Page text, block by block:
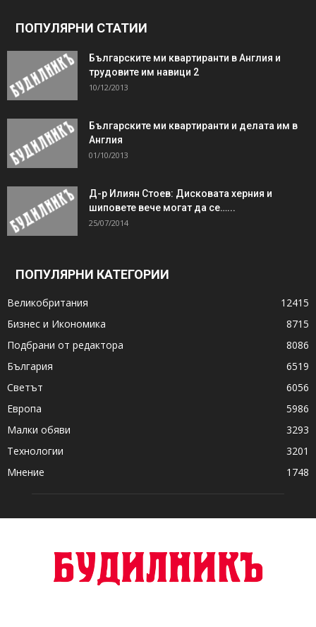
ПОПУЛЯРНИ СТАТИИ
Българските ми квартиранти в Англия и
трудовите им навици 2
10/12/2013
Българските ми квартиранти и делата им в
Англия
01/10/2013
Д-р Илиян Стоев: Дисковата херния и
шиповете вече могат да се…...
25/07/2014
ПОПУЛЯРНИ КАТЕГОРИИ
Великобритания
12415
Бизнес и Икономика
8715
Подбрани от редактора
8086
България
6519
Светът
6056
Европа
5986
Малки обяви
3293
Технологии
3201
Мнение
1748